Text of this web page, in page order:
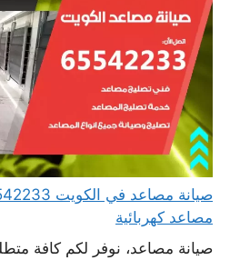
مصاعد كهربائية
صيانة مصاعد، نوفر لكم كافة